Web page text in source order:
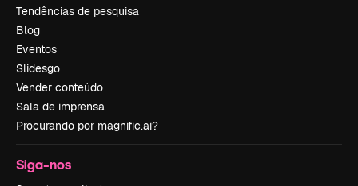
Tendências de pesquisa
Blog
Eventos
Slidesgo
Vender conteúdo
Sala de imprensa
Procurando por magnific.ai?
Siga-nos